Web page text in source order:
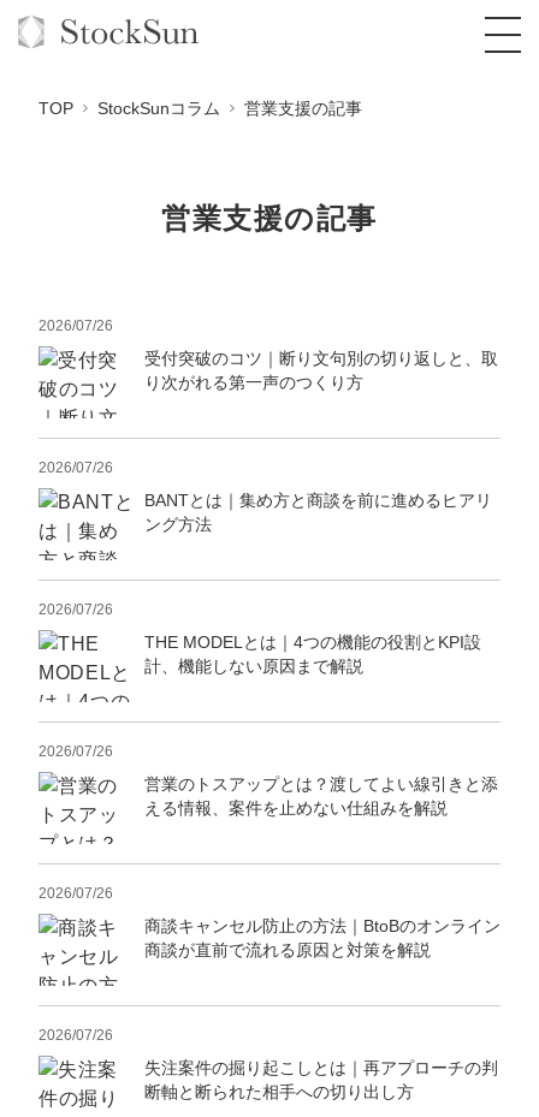
オーダーメイド支援
コンサルタント一覧
品質ガイドライン
社内コンペ
クレーム窓口
定額制Webマーケティング代行『マキトルく
ん』
定額制営業代行『カリトルくん』
定額制採用代行・RPO『トルトルくん』
営業改善特化の動画制作『動画でカリトルく
ん』
定額LINE運用代行『LINEマキトルくん』
オリジナルサービス
格安でAI導入支援『あいのりAI』
拡散付1日密着動画制作『まるごと社長』
1本無料で記事を制作『SEOトライアル』
定額制LP制作・改善『最強LP』
実績
お役立ち資料
料金表
オンラインサロン
StockSun道場
道場TOP
動画編集
エンジニア
YouTubeディレクター
年収エージェント
ミッション・ビジョン・バリュー
代表メッセージ（岩野圭佑）
取締役メッセージ（株本祐己）
業務委託
認定パートナー
動画ディレクター
営業
インターン
正社員
マーケマネージャー
TOP StockSunコラム 営業支援の記事
営業支援の記事
2026/07/26
受付突破のコツ｜断り文句別の切り返しと、取
り次がれる第一声のつくり方
2026/07/26
BANTとは｜集め方と商談を前に進めるヒアリ
ング方法
2026/07/26
THE MODELとは｜4つの機能の役割とKPI設
計、機能しない原因まで解説
2026/07/26
営業のトスアップとは？渡してよい線引きと添
える情報、案件を止めない仕組みを解説
2026/07/26
商談キャンセル防止の方法｜BtoBのオンライン
商談が直前で流れる原因と対策を解説
2026/07/26
失注案件の掘り起こしとは｜再アプローチの判
断軸と断られた相手への切り出し方